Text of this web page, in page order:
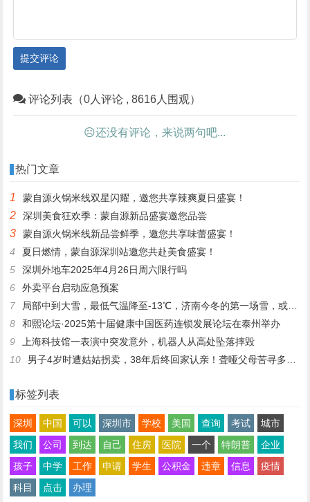
提交评论
评论列表（0人评论 , 8616人围观）
☹还没有评论，来说两句吧...
热门文章
1 蒙自源火锅米线双星闪耀，邀您共享辣爽夏日盛宴！
2 深圳美食狂欢季：蒙自源新品盛宴邀您品尝
3
蒙自源火锅米线新品尝鲜季，邀您共享味蕾盛宴！
4
夏日燃情，蒙自源深圳站邀您共赴美食盛宴！
5
深圳外地车2025年4月26日周六限行吗
6
外卖平台启动应急预案
7
局部中到大雪，最低气温降至-13℃，济南今冬的第一场雪，或跟去年同一时间！
8
和熙论坛·2025第十届健康中国医药连锁发展论坛在泰州举办
9
上海科技馆一表演中突发意外，机器人从高处坠落摔毁
10
男子4岁时遭姑姑拐卖，38年后终回家认亲！聋哑父母苦寻多年，母亲已抱憾离世丨红星寻人
标签列表
深圳 中国 可以 深圳市 学校 美国 查询 考试
城市
我们
公司 到达 自己 住房 医院 一个 特朗普
企业
孩子
中学 工作 申请 学生 公积金 违章 信息
疫情
科目
点击 办理